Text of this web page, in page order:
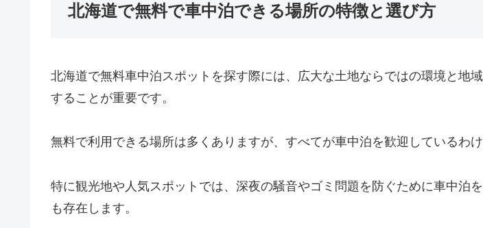
北海道で無料で車中泊できる場所の特徴と選び方
北海道で無料車中泊スポットを探す際には、広大な土地ならではの環境と地
することが重要です。
無料で利用できる場所は多くありますが、すべてが車中泊を歓迎しているわけ
特に観光地や人気スポットでは、深夜の騒音やゴミ問題を防ぐために車中泊
も存在します。